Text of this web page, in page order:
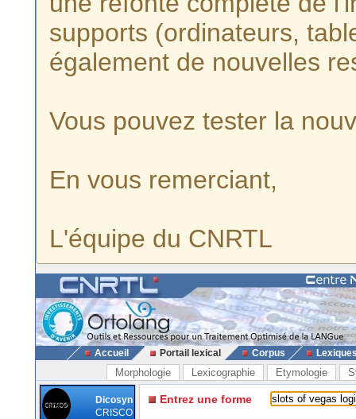
supports (ordinateurs,
également de nouvelles
Vous pouvez tester la
En vous remerciant,
L'équipe du CNRTL
Accueil Portail lexical Corpus
Morphologie Lexicographie Etymologie
Dicosyn
CRISCO
Entrez une forme